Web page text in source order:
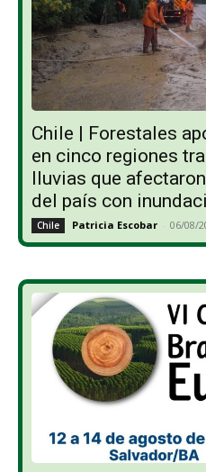
Chile | Forestales
en cinco regiones
lluvias que
del país con
Chile Patricia Escobar - 06/08/